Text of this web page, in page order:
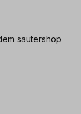
sautershop